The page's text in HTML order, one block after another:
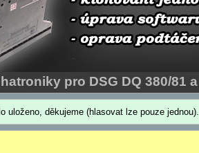
uloženo, děkujeme (hlasovat lze pouze jednou).